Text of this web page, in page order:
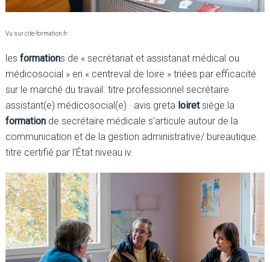
Vu sur cite-formation.fr
les formations de « secrétariat et assistanat médical ou
médicosocial » en « centreval de loire » triées par efficacité
sur le marché du travail. titre professionnel secrétaire
assistant(e) médicosocial(e) · avis greta loiretsiège.la
formationde secrétaire médicale s’articule autour de la
communication et de la gestion administrative/ bureautique.
titre certifié par l’État niveau iv.